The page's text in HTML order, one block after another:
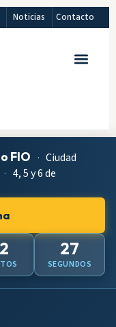
Noticias Contacto
FIO · Ciudad
· 4, 5 y 6 de
26
SEGUNDOS